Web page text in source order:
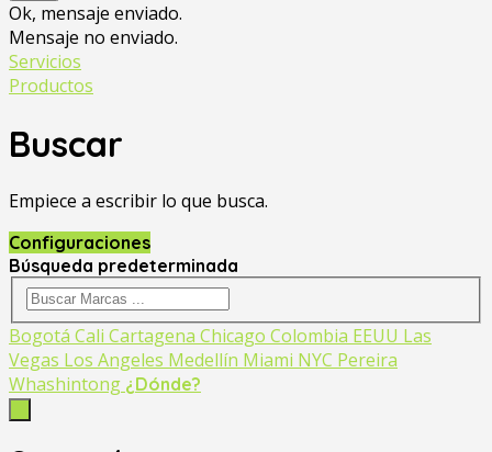
Ok, mensaje enviado.
Mensaje no enviado.
Servicios
Productos
Buscar
Empiece a escribir lo que busca.
Configuraciones
Búsqueda predeterminada
Bogotá Cali Cartagena Chicago Colombia EEUU Las
Vegas Los Angeles Medellín Miami NYC Pereira
Whashintong ¿Dónde?